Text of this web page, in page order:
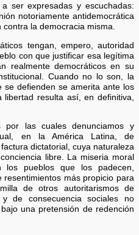
ser expresadas y escuchadas:
notoriamente antidemocrática
la democracia misma.
tengan, empero, autoridad
con que justificar esa legítima
realmente democráticos en su
Cuando no lo son, la
se defienden se amerita ante los
resulta así, en definitiva,
las cuales denunciamos y
en la América Latina, de
dictatorial, cuya naturaleza
libre. La miseria moral
los pueblos que los padecen,
más propicio para
de otros autoritarismos de
de consecuencia sociales no
una pretensión de redención